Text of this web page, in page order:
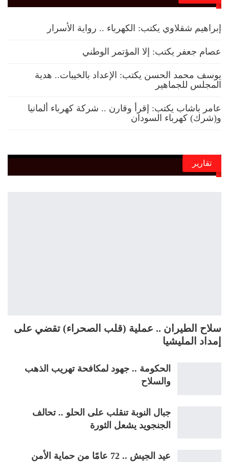
إبراهيم شقلاوي يكتب: الكهرباء .. رواية الأسرار
عصام جعفر يكتب: إلا المؤتمر الوطني
يوسف محمد الحسن يكتب: الإعداد بالخيبات.. هدية
المجلس للجماهير
عامر باشاب يكتب: إقرأ وقارن .. شركة كهرباء ألمانيا
و(شرك) كهرباء السودان
تقارير
سلاح الطيران .. عملية (قلب الصحراء) تقضي على
إمداد المليشيا
الحكومة .. جهود لمكافحة تهريب الذهب
والسلاح
جبال النوبة تنقلب على الحلو .. تحالف
الجنجويد يشعل الثورة
عيد الجيش .. 72 عامًا من حماية الأمن